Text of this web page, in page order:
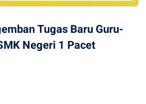
Tugas Baru Guru-
Negeri 1 Pacet